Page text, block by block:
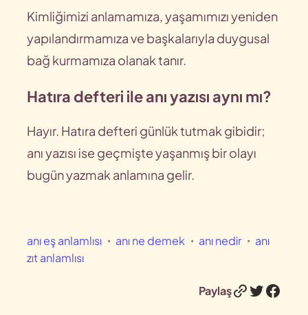
Kimliğimizi anlamamıza, yaşamımızı yeniden
yapılandırmamıza ve başkalarıyla duygusal
bağ kurmamıza olanak tanır.
Hatıra defteri ile anı yazısı aynı mı?
Hayır. Hatıra defteri günlük tutmak gibidir;
anı yazısı ise geçmişte yaşanmış bir olayı
bugün yazmak anlamına gelir.
anı eş anlamlısı anı ne demek anı nedir
anı
zıt anlamlısı
PaylaşBağlantı
Twitter